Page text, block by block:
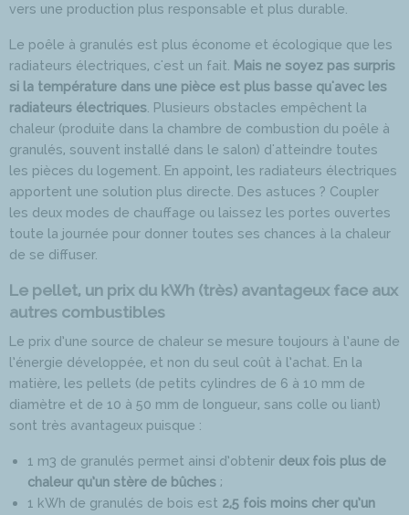
vers une production plus responsable et plus durable.
Le poêle à granulés est plus économe et écologique que les
radiateurs électriques, c'est un fait. Mais ne soyez pas surpris
si la température dans une pièce est plus basse qu'avec les
radiateurs électriques . Plusieurs obstacles empêchent la
chaleur (produite dans la chambre de combustion du poêle à
granulés, souvent installé dans le salon) d'atteindre toutes
les pièces du logement. En appoint, les radiateurs électriques
apportent une solution plus directe. Des astuces ? Coupler
les deux modes de chauffage ou laissez les portes ouvertes
toute la journée pour donner toutes ses chances à la chaleur
de se diffuser.
Le pellet, un prix du kWh (très) avantageux face aux
autres combustibles
Le prix d’une source de chaleur se mesure toujours à l’aune de
l’énergie développée, et non du seul coût à l’achat. En la
matière, les pellets (de petits cylindres de 6 à 10 mm de
diamètre et de 10 à 50 mm de longueur, sans colle ou liant)
sont très avantageux puisque :
1 m3 de granulés permet ainsi d’obtenir deux fois plus de
chaleur qu’un stère de bûches ;
1 kWh de granulés de bois est 2,5 fois moins cher qu’un